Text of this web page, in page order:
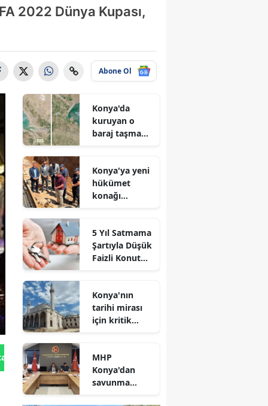
2022 Dünya Kupası,
Abone Ol
Gönder
Konya'da
kuruyan o
baraj taşma
Konya'ya yeni
hükümet
konağı
5 Yıl Satmama
Şartıyla Düşük
Faizli Konut
Konya'nın
tarihi mirası
için kritik
açıklandı
MHP
Konya'dan
savunma